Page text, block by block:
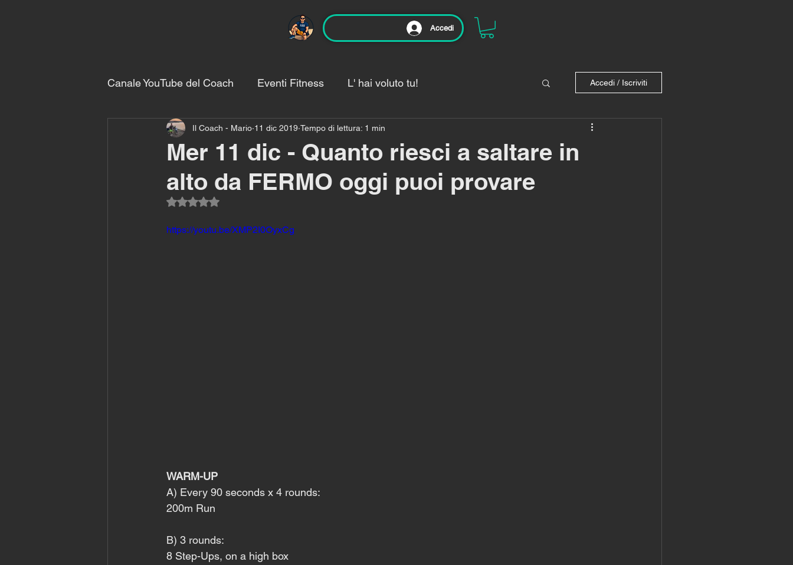
Accedi
Canale YouTube del Coach Eventi Fitness L' hai voluto tu!
Esercizi con il coach Allenamento di oggi🏃‍♂️
Accedi / Iscriviti
Mer 11 dic - Quanto riesci a saltare in
alto da FERMO oggi puoi provare
Il Coach - Mario 11 dic 2019 Tempo di lettura: 1 min
Valutazione NaN stelle su 5.
https://youtu.be/XMP2I0OyxCg
WARM-UP
A) Every 90 seconds x 4 rounds:
200m Run
B) 3 rounds:
8 Step-Ups, on a high box